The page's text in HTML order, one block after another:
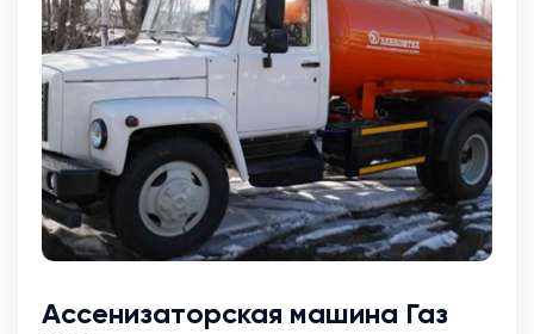
Ассенизаторская машина Газ